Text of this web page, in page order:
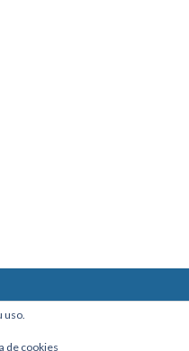
101 - La Paz, Bolivia
uso.
de cookies